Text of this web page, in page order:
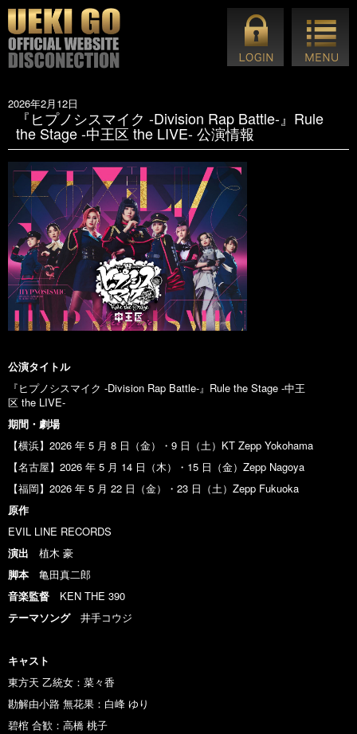
2026年2月12日
『ヒプノシスマイク -Division Rap Battle-』Rule
the Stage -中王区 the LIVE- 公演情報
公演タイ トル
『ヒプノシスマイク -Division Rap Battle-』Rule the Stage -中王
区 the LIVE-
期間・ 劇場
【横浜】2026 年 5 月 8 日（金）・9 日（土）KT Zepp Yokohama
【名古屋】2026 年 5 月 14 日（木）・15 日（金）Zepp Nagoya
【福岡】2026 年 5 月 22 日（金）・23 日（土）Zepp Fukuoka
原作
EVIL LINE RECORDS
演出 植木 豪
脚本 亀田真二郎
音楽監督 KEN THE 390
テーマソング 井手コウジ
キャスト
東方天 乙統女：菜々香
勘解由小路 無花果：白峰 ゆり
碧棺 合歓：高橋 桃子